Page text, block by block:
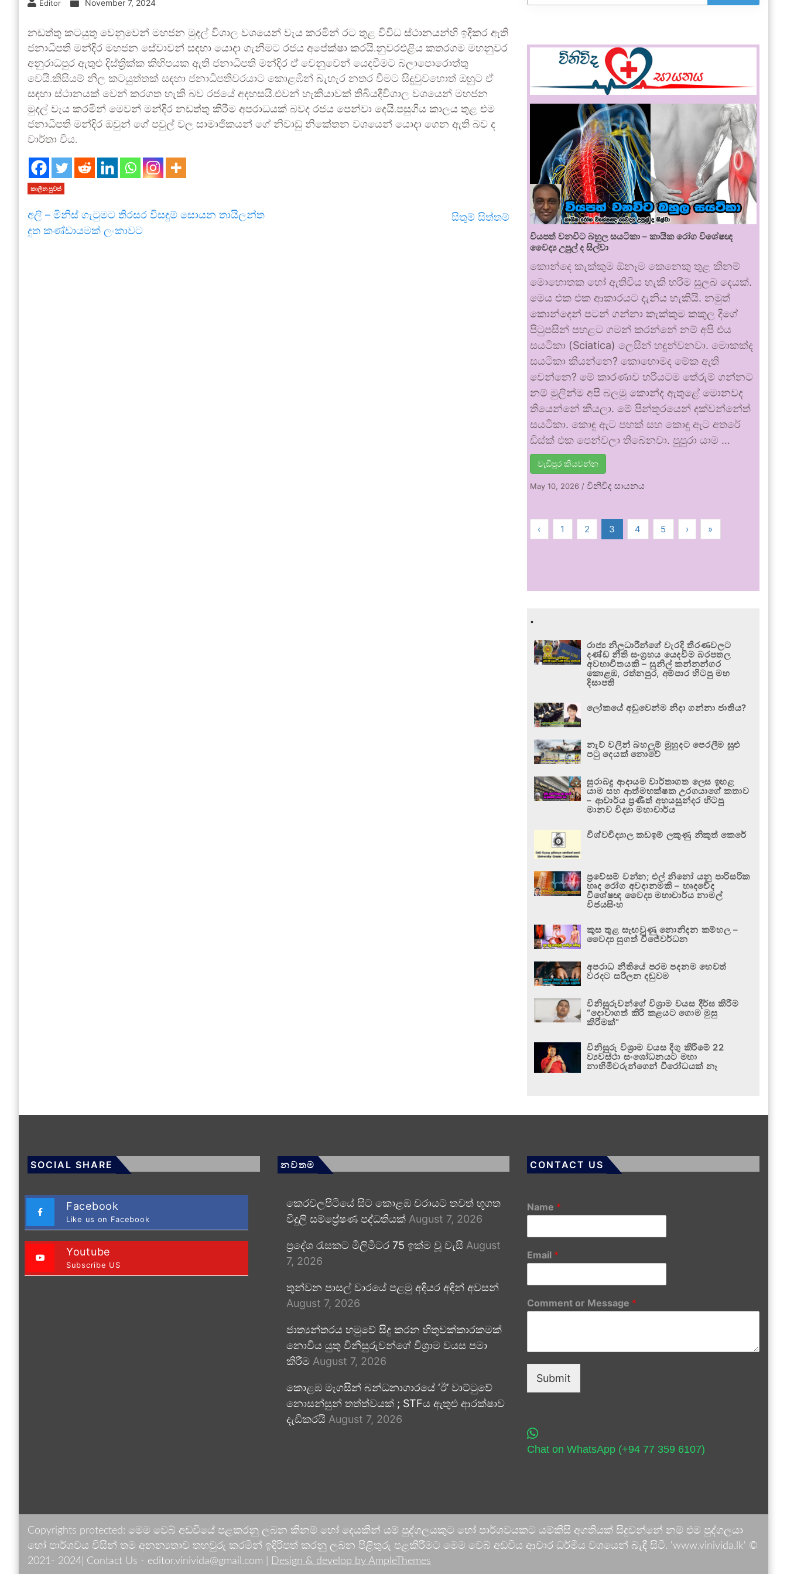
Editor November 7, 2024
නඩත්තු කටයුතු වෙනුවෙන් මහජන මුදල් විශාල වශයෙන් වැය කරමින් රට තුළ විවිධ ස්ථානයන්හි ඉදිකර ඇති
ජනාධිපති මන්දිර මහජන සේවාවන් සඳහා යොදා ගැනීමට රජය අපේක්ෂා කරයි.නුවරඑළිය කතරගම මහනුවර
අනුරාධපුර ඇතුළු දිස්ත්‍රික්ක කිහිපයක ඇති ජනාධිපති මන්දිර ඒ වෙනුවෙන් යෙදවීමට බලාපොරොත්තු
වෙයි.කිසියම් නිල කටයුත්තක් සඳහා ජනාධිපතිවරයාට කොළඹින් බැහැර නතර වීමට සිදුවුවහොත් ඔහුට ඒ
සඳහා ස්ථානයක් වෙන් කරගත හැකි බව රජයේ අදහසයි.එවන් හැකියාවක් තිබියදීවිශාල වශයෙන් මහජන
මුදල් වැය කරමින් මෙවන් මන්දිර නඩත්තු කිරීම අපරාධයක් බවද රජය පෙන්වා දෙයි.පසුගිය කාලය තුළ එම
ජනාධිපති මන්දිර ඔවුන් ගේ පවුල් වල සාමාජිකයන් ගේ නිවාඩු නිකේතන වශයෙන් යොදා ගෙන ඇති බව ද
වාර්තා විය.
කාලීන පුවත්
අලි – මිනිස් ගැටුමට තිරසර විසඳුම් සොයන තායිලන්ත
දුත කණ්ඩායමක් ලංකාවට
සිතුම් සිත්තම්
වියපත් වනවිට බහුල සයටිකා – කායික රෝග විශේෂඥ
වෛද්‍ය උපුල් ද සිල්වා
කොන්දෙ කැක්කුම ඕනෑම කෙනෙකු තුළ කිනම්
මොහොතක හෝ ඇතිවිය හැකි හරිම සුලබ දෙයක්.
මෙය එක එක ආකාරයට දැනිය හැකියි. නමුත්
කොන්දෙන් පටන් ගන්නා කැක්කුම කකුල දිගේ
පිටුපසින් පහළට ගමන් කරන්නේ නම් අපි එය
සයටිකා (Sciatica) ලෙසින් හඳුන්වනවා. මොකක්ද
සයටිකා කියන්නෙ? කොහොමද මේක ඇති
වෙන්නෙ? මේ කාරණාව හරියටම තේරුම් ගන්නට
නම් මුලින්ම අපි බලමු කොන්ද ඇතුළේ මොනවද
තියෙන්නේ කියලා. මේ පින්තූරයෙන් දක්වන්නේත්
සයටිකා. කොඳු ඇට පහක් සහ කොඳු ඇට අතරේ
ඩිස්ක් එක පෙන්වලා තිබෙනවා. පුපුරා යාම …
වැඩිපුර කියවන්න
May 10, 2026 /විනිවිද සායනය
‹ 1 2 3 4 5 › »
.
රාජ්‍ය නිලධාරීන්ගේ වැරදි තීරණවලට
දණ්ඩ නීති සංග්‍රහය යෙදවීම බරපතල
අවභාවිතයකි – සුනිල් කන්නන්ගර
කොළඹ, රත්නපුර, අම්පාර හිටපු මහ
දිසාපති
ලෝකයේ අඩුවෙන්ම නිදා ගන්නා ජාතිය?
නැව් වලින් බහලුම් මුහුදට පෙරලීම සුළු
පටු දෙයක් නොවේ
සුරාබදු ආදායම වාර්තාගත ලෙස ඉහළ
යාම සහ ආත්මභක්ෂක උරගයාගේ කතාව
– ආචාර්ය ප්‍රණීත් අභයසුන්දර හිටපු
මානව විද්‍යා මහාචාර්ය
විශ්වවිද්‍යාල කඩඉම් ලකුණු නිකුත් කෙරේ
ප්‍රවේසම් වන්න; එල් නිනෝ යනු පාරිසරික
හෘද රෝග අවදානමකි – හෘදවේද
විශේෂඥ වෛද්‍ය මහාචාර්ය නාමල්
විජයසිංහ
කුස තුළ සැඟවුණු නොනිදන කම්හල –
වෛද්‍ය සුගත් විජේවර්ධන
අපරාධ නීතියේ පරම පදනම හෙවත්
වරදට සරිලන දඬුවම
විනිසුරුවන්ගේ විශ්‍රාම වයස දීර්ඝ කිරීම
“දොවාගත් කිරි කළයට ගොම මුසු
කිරීමක්”
විනිසුරු විශ්‍රාම වයස දිගු කිරීමේ 22
ව්‍යවස්ථා සංශෝධනයට මහා
නාහිමිවරුන්ගෙන් විරෝධයක් නෑ
SOCIAL SHARE
Facebook
Like us on Facebook
Youtube
Subscribe US
නවතම
කෙරවලපිටියේ සිට කොළඹ වරායට තවත් භූගත
විදුලි සම්ප්‍රේෂණ පද්ධතියක් August 7, 2026
ප්‍රදේශ රැසකට මිලිමීටර 75 ඉක්ම වූ වැසි August
7, 2026
තුන්වන පාසල් වාරයේ පළමු අදියර අදින් අවසන්
August 7, 2026
ජාත්‍යන්තරය හමුවේ සිදු කරන හිතුවක්කාරකමක්
නොවිය යුතු විනිසුරුවන්ගේ විශ්‍රාම වයස පමා
කිරීම August 7, 2026
කොළඹ මැගසින් බන්ධනාගාරයේ ‘ඊ’ වාට්ටුවේ
නොසන්සුන් තත්ත්වයක් ; STFය ඇතුළු ආරක්ෂාව
දැඩිකරයි August 7, 2026
CONTACT US
Name *
Email *
Comment or Message *
Submit
Chat on WhatsApp (+94 77 359 6107)
Copyrights protected: මෙම වෙබ් අඩවියේ පළකරනු ලබන කිනම් හෝ දෙයකින් යම් පුද්ගලයකුට හෝ පාර්ශවයකට යම්කිසි අගතියක් සිදුවන්නේ නම් එම පුද්ගලයා
හෝ පාර්ශවය විසින් තම අනන්‍යතාව තහවුරු කරමින් ඉදිරිපත් කරනු ලබන පිළිතුරු පළකිරීමට මෙම වෙබ් අඩවිය ආචාර ධර්මීය වශයෙන් බැඳී සිටී. 'www.vinivida.lk' ©
2021- 2024| Contact Us - editor.vinivida@gmail.com |
Design & develop by AmpleThemes